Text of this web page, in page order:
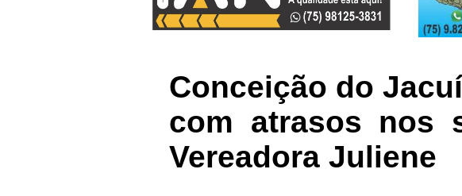
Conceição do
com atrasos nos
Vereadora Juliene